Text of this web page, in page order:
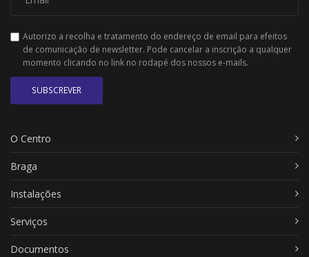
Autorizo a recolha e tratamento do endereço de email para efeitos
de comunicação de newsletter. Pode cancelar a inscrição a qualquer
momento clicando no link no rodapé dos nossos e-mails.
SUBSCREVER
O Centro
Braga
Instalações
Serviços
Documentos